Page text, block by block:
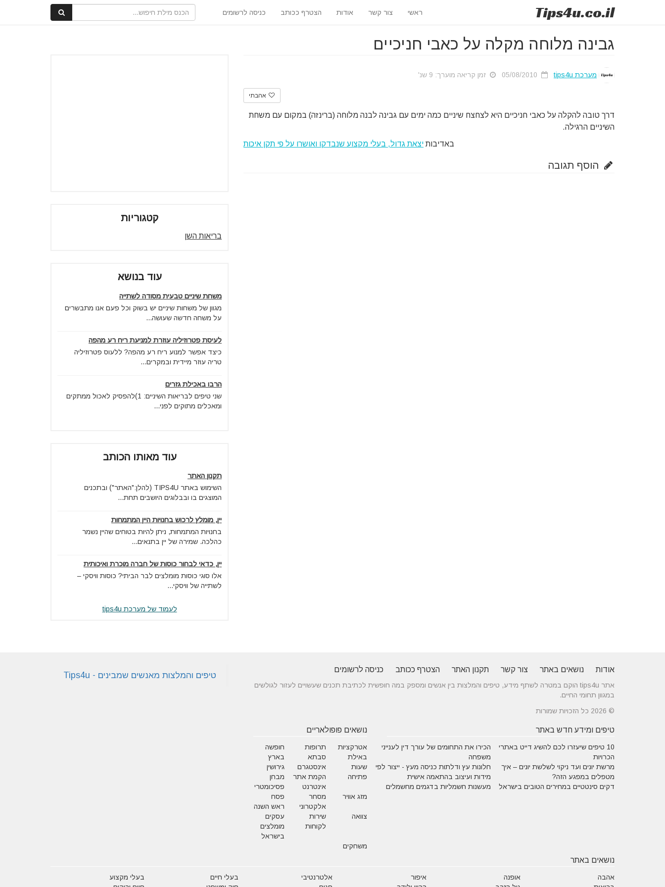
Tips4u.co.il ראשי צור קשר אודות הצטרף ככותב כניסה לרשומים
גבינה מלוחה מקלה על כאבי חניכיים
מערכת tips4u זמן קריאה מוערך: 9 שנ'
אהבתי
דרך טובה להקלה על כאבי חניכיים היא לצחצח שיניים כמה ימים עם גבינה לבנה מלוחה (ברינזה) במקום עם משחת
השיניים הרגילה.
באדיבות יצאת גדול, בעלי מקצוע שנבדקו ואושרו על פי תקן איכות
הוסף תגובה
קטגוריות
בריאות השן
עוד בנושא
משחת שיניים טבעית מסודה לשתייה
מגוון של משחות שיניים יש בשוק וכל פעם אנו מתבשרים
על משחה חדשה שעושה...
לעיסת פטרוזיליה עוזרת למניעת ריח רע מהפה
כיצד אפשר למנוע ריח רע מהפה? ללעוס פטרוזיליה
טריה עוזר מיידית ובמקרים...
הרבו באכילת גזרים
שני טיפים לבריאות השיניים: 1)להפסיק לאכול ממתקים
ומאכלים מתוקים לפני...
עוד מאותו הכותב
תקנון האתר
השימוש באתר TIPS4U (להלן:"האתר") ובתכנים
המוצגים בו ובבלוגים היושבים תחת...
יין, מומלץ לרכוש בחנויות היין המתמחות
בחנויות המתמחות, ניתן להיות בטוחים שהיין נשמר
כהלכה. שמירה של יין בתנאים...
יין, כדאי לבחור כוסות של חברה מוכרת ואיכותית
אלו סוגי כוסות מומלצים לבר הביתי? כוסות וויסקי –
לשתייה של וויסקי...
לעמוד של מערכת tips4u
אודות נושאים באתר צור קשר תקנון האתר הצטרף ככותב כניסה לרשומים
אתר tips4u הוקם במטרה לשתף מידע, טיפים והמלצות בין אנשים ומספק במה חופשית לכתיבת תכנים שעשויים לעזור לגולשים
במגוון תחומי החיים.
© 2026 כל הזכויות שמורות
טיפים ומידע חדש באתר
10 טיפים שיעזרו לכם להשיג דייט באתרי
הכרויות
הכירו את התחומים של עורך דין לענייני
משפחה
מרשת יונים ועד ניקוי לשלשת יונים – איך
מטפלים במפגע הזה?
חלונות עץ ודלתות כניסה מעץ - ייצור לפי
מידות ועיצוב בהתאמה אישית
דקים סינטטיים במחירים הטובים בישראל
מעשנות חשמליות בדגמים מחשמלים
נושאים פופולאריים
אטרקציות
באילת
תרופות
סבתא
חופשה
בארץ
שעות
פתיחה
אינסטגרם
גירושין
הקמת אתר
אינטרנט
מבחן
פסיכומטרי
מזג אוויר
מסחר
אלקטרוני
פסח
ראש השנה
צוואה
שירות
לקוחות
עסקים
מומלצים
בישראל
משחקים
נושאים באתר
אהבה אופנה איפור אלטרנטיבי בעלי חיים
בעלי מקצוע